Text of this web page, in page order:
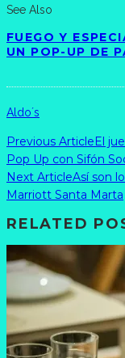
See Also
FUEGO Y
UN POP-UP DE
Aldo´s
Previous Article El
Pop Up con Sifón
Next ArticleAsí son
Marriott Santa Marta
RELATED